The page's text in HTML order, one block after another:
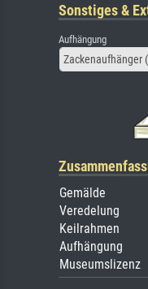
Sonstiges &
Aufhängung
Zackenaufhänger
Gemälde
Veredelung
Keilrahmen
Aufhängung
Museumslizenz